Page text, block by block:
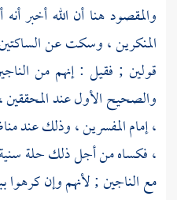
والمقصود هنا أن الله أخبر
المنكرين ، وسكت عن
قولين ; فقيل : إنهم من
والصحيح الأول عند
، إمام المفسرين ، وذلك عند
،فكساه من أجل ذلك حلة
مع الناجين ; لأنهم وإن كرهوا